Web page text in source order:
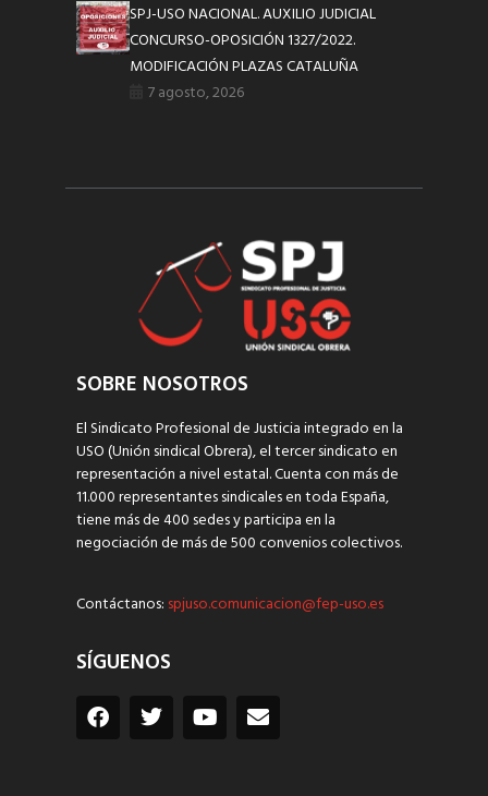
SPJ-USO NACIONAL. AUXILIO JUDICIAL
CONCURSO-OPOSICIÓN 1327/2022.
MODIFICACIÓN PLAZAS CATALUÑA
7 agosto, 2026
SOBRE NOSOTROS
El Sindicato Profesional de Justicia integrado en la
USO (Unión sindical Obrera), el tercer sindicato en
representación a nivel estatal. Cuenta con más de
11.000 representantes sindicales en toda España,
tiene más de 400 sedes y participa en la
negociación de más de 500 convenios colectivos.
Contáctanos: spjuso.comunicacion@fep-uso.es
SÍGUENOS